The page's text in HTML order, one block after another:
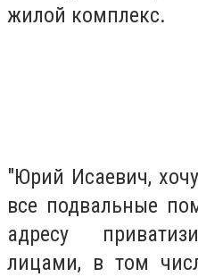
жилой комплекс.
"Юрий Исаевич,
все подвальные
адресу
лицами, в том